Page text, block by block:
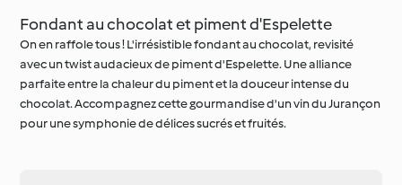
Fondant au chocolat et piment d'Espelette
On en raffole tous ! L'irrésistible fondant au chocolat, revisité
avec un twist audacieux de piment d'Espelette. Une alliance
parfaite entre la chaleur du piment et la douceur intense du
chocolat. Accompagnez cette gourmandise d'un vin du Jurançon
pour une symphonie de délices sucrés et fruités.